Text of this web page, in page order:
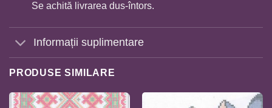
Se achită livrarea dus-întors.
Informații suplimentare
PRODUSE SIMILARE